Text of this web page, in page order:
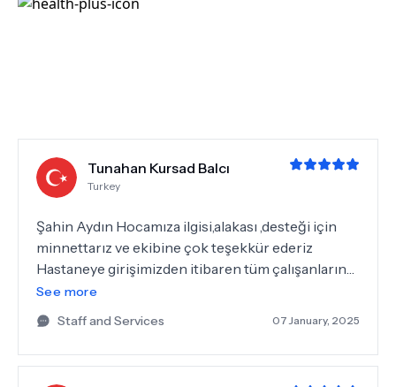
Tunahan Kursad Balcı
Turkey
Şahin Aydın Hocamıza ilgisi,alakası ,desteği için
minnettarız ve ekibine çok teşekkür ederiz
Hastaneye girişimizden itibaren tüm çalışanların
güleryüzlü ve yardımcı olmaya çalışması bize
moral kaynağı oldu emeklerinden dolayı hepsine
tek tek teşekkür ederiz bence 5 yıldızdan daha
fazlası
See more
Staff and Services
07 January, 2025